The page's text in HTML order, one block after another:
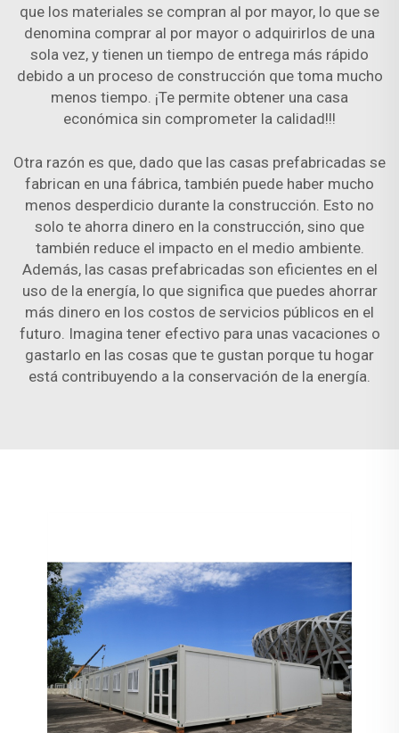
que los materiales se compran al por mayor, lo que se
denomina comprar al por mayor o adquirirlos de una
sola vez, y tienen un tiempo de entrega más rápido
debido a un proceso de construcción que toma mucho
menos tiempo. ¡Te permite obtener una casa
económica sin comprometer la calidad!!!
Otra razón es que, dado que las casas prefabricadas se
fabrican en una fábrica, también puede haber mucho
menos desperdicio durante la construcción. Esto no
solo te ahorra dinero en la construcción, sino que
también reduce el impacto en el medio ambiente.
Además, las casas prefabricadas son eficientes en el
uso de la energía, lo que significa que puedes ahorrar
más dinero en los costos de servicios públicos en el
futuro. Imagina tener efectivo para unas vacaciones o
gastarlo en las cosas que te gustan porque tu hogar
está contribuyendo a la conservación de la energía.